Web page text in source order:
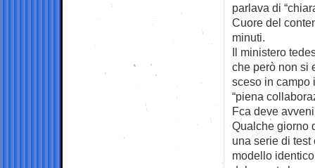
parlava di
Cuore del
minuti.
Il ministero
che però non si
sceso in campo
“piena
Fca deve
Qualche giorno
una serie di test
modello